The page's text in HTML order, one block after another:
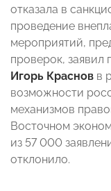
отказала в
проведение
мероприятий,
проверок, заявил
Игорь Краснов в
возможности
механизмов
Восточном
из 57 000
отклонило.